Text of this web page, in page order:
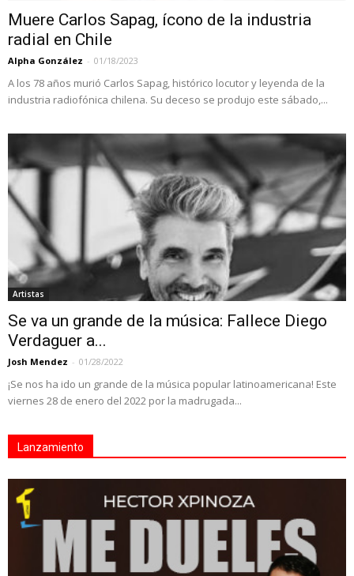
Muere Carlos Sapag, ícono de la industria
radial en Chile
Alpha González - 01/18/2023
A los 78 años murió Carlos Sapag, histórico locutor y leyenda de la
industria radiofónica chilena. Su deceso se produjo este sábado,...
Artistas
Se va un grande de la música: Fallece Diego
Verdaguer a...
Josh Mendez - 01/28/2022
¡Se nos ha ido un grande de la música popular latinoamericana! Este
viernes 28 de enero del 2022 por la madrugada...
Lanzamiento